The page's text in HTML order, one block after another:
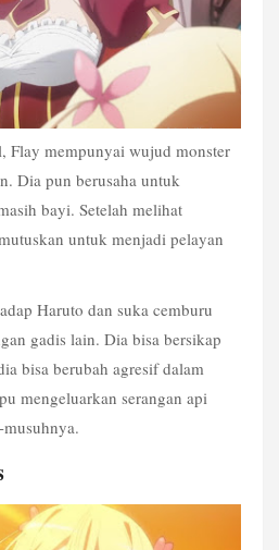
Flay mempunyai wujud monster
Dia pun berusaha untuk
bayi. Setelah melihat
untuk menjadi pelayan
Haruto dan suka cemburu
gadis lain. Dia bisa bersikap
bisa berubah agresif dalam
mengeluarkan serangan api